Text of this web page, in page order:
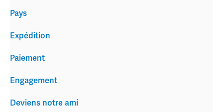
Expédition
Paiement
Engagement
Deviens notre ami
Pays